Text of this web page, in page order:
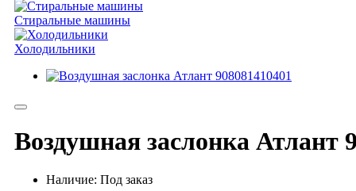
Стиральные машины
Холодильники
Воздушная заслонка Атлант
Наличие: Под заказ